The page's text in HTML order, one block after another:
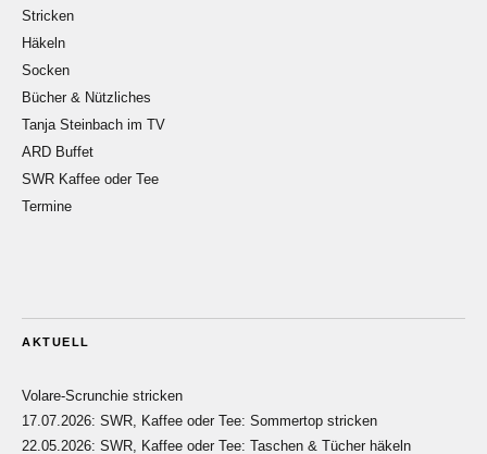
Stricken
Häkeln
Socken
Bücher & Nützliches
Tanja Steinbach im TV
ARD Buffet
SWR Kaffee oder Tee
Termine
AKTUELL
Volare-Scrunchie stricken
17.07.2026: SWR, Kaffee oder Tee: Sommertop stricken
22.05.2026: SWR, Kaffee oder Tee: Taschen & Tücher häkeln